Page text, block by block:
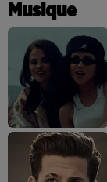
Musique